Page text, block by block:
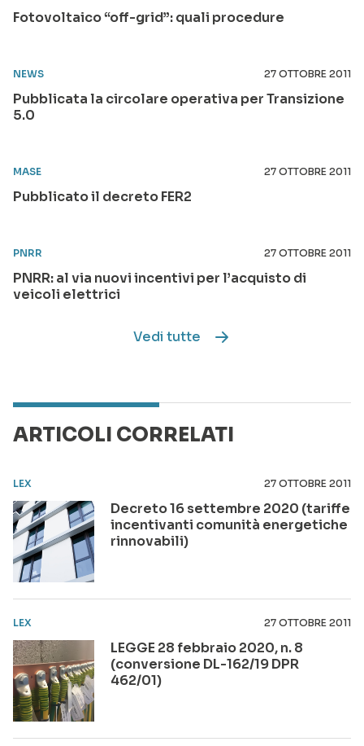
Fotovoltaico “off-grid”: quali procedure
NEWS 27 OTTOBRE 2011
Pubblicata la circolare operativa per Transizione
5.0
MASE 27 OTTOBRE 2011
Pubblicato il decreto FER2
PNRR 27 OTTOBRE 2011
PNRR: al via nuovi incentivi per l’acquisto di
veicoli elettrici
Vedi tutte
ARTICOLI CORRELATI
LEX 27 OTTOBRE 2011
Decreto 16 settembre 2020 (tariffe
incentivanti comunità energetiche
rinnovabili)
LEX 27 OTTOBRE 2011
LEGGE 28 febbraio 2020, n. 8
(conversione DL-162/19 DPR
462/01)